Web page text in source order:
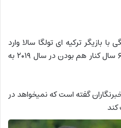
۲۰۱۳ در ۲۲ سالگی با بازیگر ترکیه ای تولگا سالا وارد
رابطه شد ولی این رابطه بعد از ۶ سال کنار هم بودن در سال ۲۰۱۹ به
گفته است که نمیخواهد در